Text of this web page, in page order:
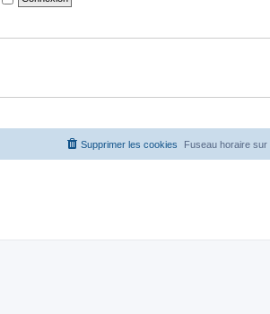
Fuseau horaire sur
Supprimer les cookies